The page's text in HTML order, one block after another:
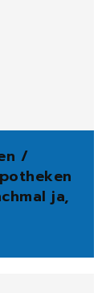
/
ja,